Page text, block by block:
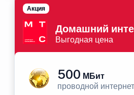
Домашний
Выгодная цена
Акция
500 МБит
проводной интернет